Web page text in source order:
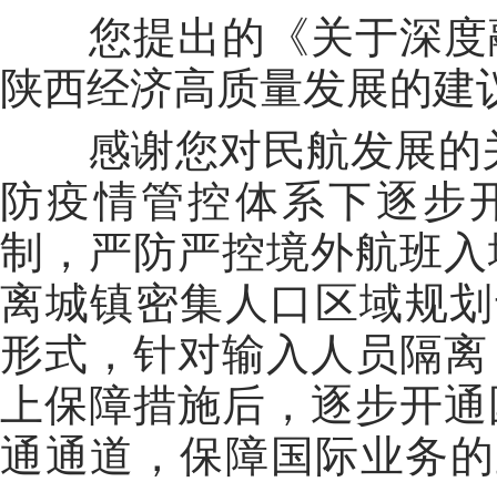
您提出的《关于深
陕西经济高质量发展的
感谢您对民航发展
防疫情管控体系下逐步
制，严防严控境外航班
离城镇密集人口区域规
形式，针对输入人员隔
上保障措施后，逐步开
通通道，保障国际业务